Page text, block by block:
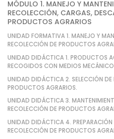
MÓDULO 1. MANEJO Y
RECOLECCIÓN, CARGAS,
PRODUCTOS AGRARIOS
UNIDAD FORMATIVA 1. MANEJO Y
RECOLECCIÓN DE PRODUCTOS
UNIDAD DIDÁCTICA 1. PRODUCTOS
RECOGIDOS CON MEDIOS
UNIDAD DIDÁCTICA 2. SELECCIÓN DE
PRODUCTOS AGRARIOS.
UNIDAD DIDÁCTICA 3.
RECOLECCIÓN DE PRODUCTOS
UNIDAD DIDÁCTICA 4. PREPARACIÓN
RECOLECCIÓN DE PRODUCTOS